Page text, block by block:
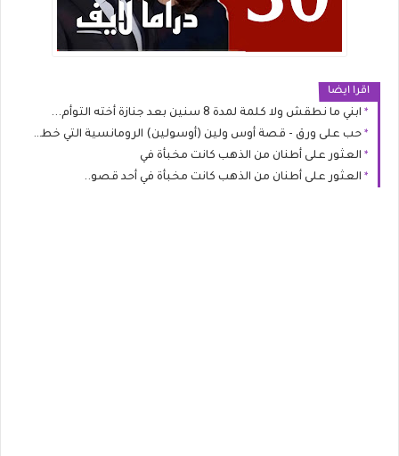
اقرا ايضا
ابني ما نطقش ولا كلمة لمدة 8 سنين بعد جنازة أخته التوأم...
حب على ورق - قصة أوس ولين (أوسولين) الرومانسية التي خطفت القلوب
العثور على أطنان من الذهب كانت مخبأة في
العثور على أطنان من الذهب كانت مخبأة في أحد قصو..